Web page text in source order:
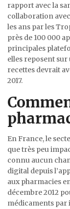
rapport avec la
collaboration
les ans par les
près de 100 000
principales
elles reposent
recettes devrait
2017.
En France, le
que très peu
connu aucun
digital depuis
aux pharmacies
décembre 2012
médicaments